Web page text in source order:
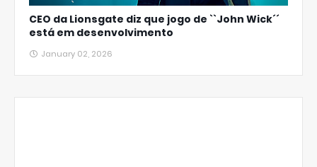
CEO da Lionsgate diz que jogo de ``John Wick´´
está em desenvolvimento
January 02, 2026